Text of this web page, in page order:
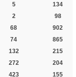
5
134
2
98
68
902
74
865
132
215
272
204
423 155